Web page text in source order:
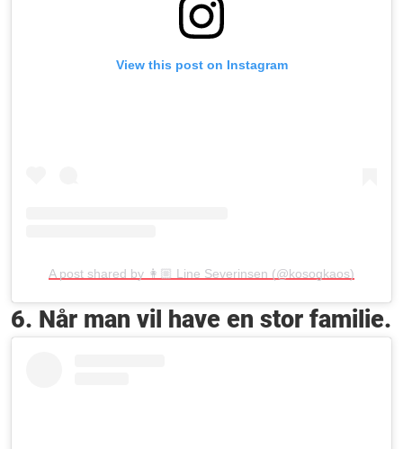
View this post on Instagram
A post shared by 👩🏼 Line Severinsen (@kosogkaos)
6. Når man vil have en stor familie.